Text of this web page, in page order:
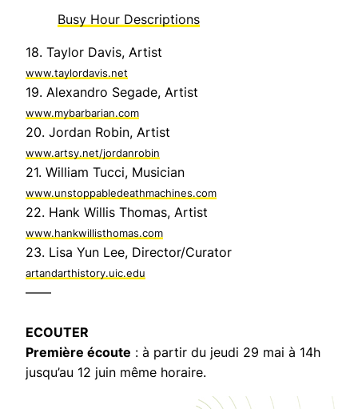
Busy Hour Descriptions
18. Taylor Davis, Artist
www.taylordavis.net
19. Alexandro Segade, Artist
www.mybarbarian.com
20. Jordan Robin, Artist
www.artsy.net/jordanrobin
21. William Tucci, Musician
www.unstoppabledeathmachines.com
22. Hank Willis Thomas, Artist
www.hankwillisthomas.com
23. Lisa Yun Lee, Director/Curator
artandarthistory.uic.edu
——
ECOUTER
Première écoute : à partir du jeudi 29 mai à 14h
jusqu’au 12 juin même horaire.